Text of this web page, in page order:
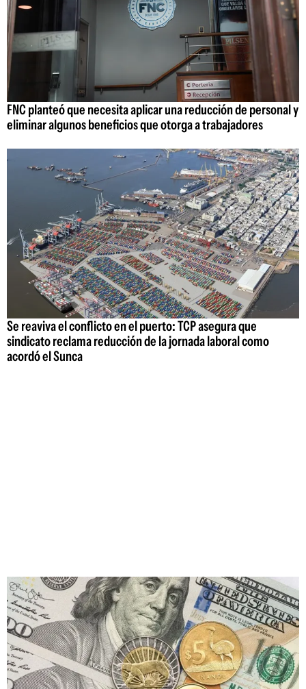
FNC planteó que necesita aplicar una reducción de personal y
eliminar algunos beneficios que otorga a trabajadores
Se reaviva el conflicto en el puerto: TCP asegura que
sindicato reclama reducción de la jornada laboral como
acordó el Sunca